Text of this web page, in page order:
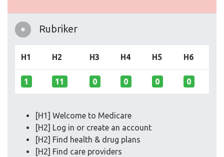
Rubriker
H1 H2 H3 H4 H5 H6
1 11 0 0 0 0
[H1] Welcome to Medicare
[H2] Log in or create an account
[H2] Find health & drug plans
[H2] Find care providers